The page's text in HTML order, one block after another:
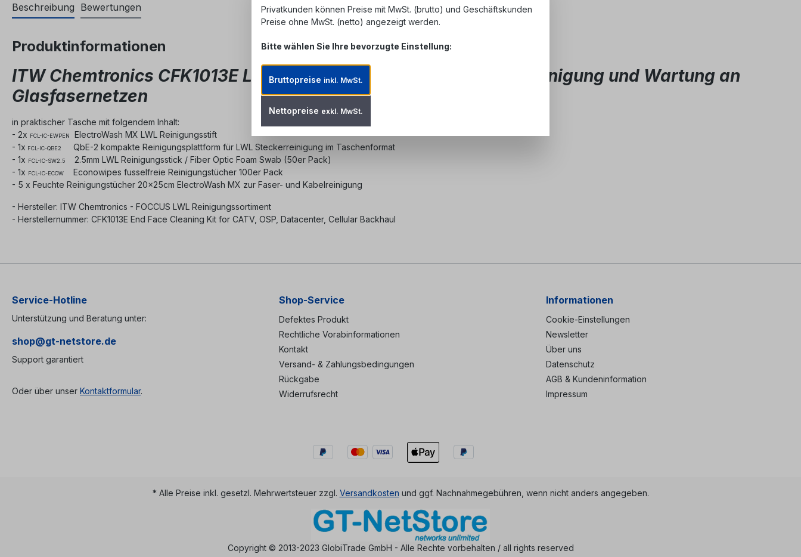
Beschreibung Bewertungen
Produktinformationen
ITW Chemtronics CFK1013E LWL OSP Reinigungskit für Steckerreinigung und Wartung an
Glasfasernetzen
in praktischer Tasche mit folgendem Inhalt:
- 2x FCL-IC-EWPEN
ElectroWash MX LWL Reinigungsstift
- 1x FCL-IC-QBE2
QbE-2 kompakte Reinigungsplattform für LWL Steckerreinigung im Taschenformat
- 1x FCL-IC-SW2.5
2.5mm LWL Reinigungsstick / Fiber Optic Foam Swab (50er Pack)
- 1x FCL-IC-ECOW
Econowipes fusselfreie Reinigungstücher 100er Pack
- 5 x Feuchte Reinigungstücher 20x25cm ElectroWash MX zur Faser- und Kabelreinigung
- Hersteller: ITW Chemtronics - FOCCUS LWL Reinigungssortiment
- Herstellernummer: CFK1013E End Face Cleaning Kit for CATV, OSP, Datacenter, Cellular Backhaul
Service-Hotline
Unterstützung und Beratung unter:
shop@gt-netstore.de
Support garantiert
Oder über unser Kontaktformular.
Shop-Service
Defektes Produkt
Rechtliche Vorabinformationen
Kontakt
Versand- & Zahlungsbedingungen
Rückgabe
Widerrufsrecht
Informationen
Cookie-Einstellungen
Newsletter
Über uns
Datenschutz
AGB & Kundeninformation
Impressum
* Alle Preise inkl. gesetzl. Mehrwertsteuer zzgl. Versandkosten und ggf. Nachnahmegebühren, wenn nicht anders angegeben.
Copyright © 2013-2023 GlobiTrade GmbH - Alle Rechte vorbehalten / all rights reserved
Privatkunden können Preise mit MwSt. (brutto) und Geschäftskunden
Preise ohne MwSt. (netto) angezeigt werden.
Bitte wählen Sie Ihre bevorzugte Einstellung:
Bruttopreise inkl. MwSt.
Nettopreise exkl. MwSt.